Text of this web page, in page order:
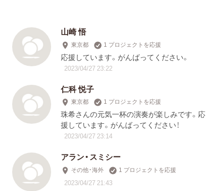
山崎 悟
東京都 1 プロジェクトを応援
応援しています。がんばってください。
2023/04/27 23:22
仁科 悦子
東京都 1 プロジェクトを応援
珠希さんの元気一杯の演奏が楽しみです。応
援しています。がんばってください！
2023/04/27 23:14
アラン・スミシー
その他・海外 1 プロジェクトを応援
2023/04/27 21:43